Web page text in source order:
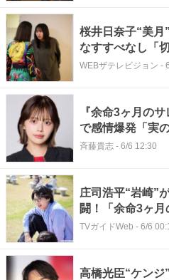
桜井日奈子“美月
なすすべなし「
哀想」の声＜余
WEBザテレビジョン -
『余命3ヶ月の
で感情爆発「実
夜まで話します」
斉藤貴志 - 6/6 12:30
庄司浩平“岩崎”
闘！「余命3ヶ
TVガイドWeb - 6/6
高橋光臣“ケンジ